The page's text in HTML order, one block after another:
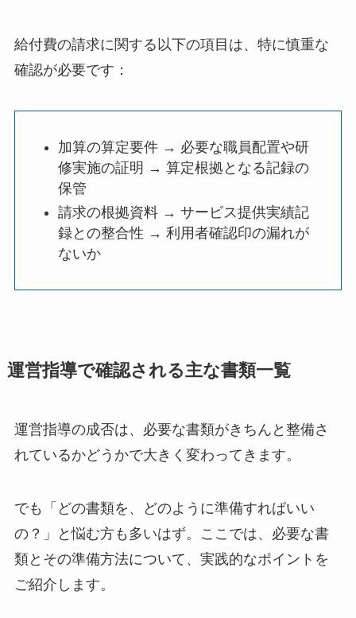
給付費の請求に関する以下の項目は、特に慎重な
確認が必要です：
加算の算定要件 → 必要な職員配置や研
修実施の証明 → 算定根拠となる記録の
保管
請求の根拠資料 → サービス提供実績記
録との整合性 → 利用者確認印の漏れが
ないか
運営指導で確認される主な書類一覧
運営指導の成否は、必要な書類がきちんと整備さ
れているかどうかで大きく変わってきます。
でも「どの書類を、どのように準備すればいい
の？」と悩む方も多いはず。ここでは、必要な書
類とその準備方法について、実践的なポイントを
ご紹介します。